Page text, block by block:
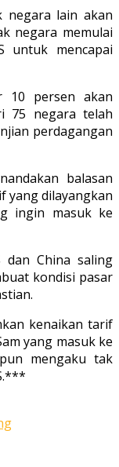
negara lain akan
negara memulai
untuk mencapai
10 persen akan
75 negara telah
perdagangan
balasan
yang dilayangkan
ingin masuk ke
dan China saling
kondisi pasar
kenaikan tarif
yang masuk ke
mengaku tak